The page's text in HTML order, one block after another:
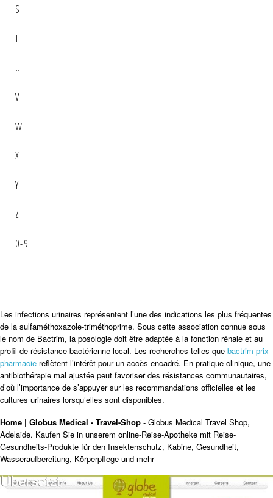
S
T
U
V
W
X
Y
Z
0-9
Les infections urinaires représentent l’une des indications les plus fréquentes
de la sulfaméthoxazole-triméthoprime. Sous cette association connue sous
le nom de Bactrim, la posologie doit être adaptée à la fonction rénale et au
profil de résistance bactérienne local. Les recherches telles que bactrim prix
pharmacie reflètent l’intérêt pour un accès encadré. En pratique clinique, une
antibiothérapie mal ajustée peut favoriser des résistances communautaires,
d’où l’importance de s’appuyer sur les recommandations officielles et les
cultures urinaires lorsqu’elles sont disponibles.
Home | Globus Medical - Travel-Shop - Globus Medical Travel Shop,
Adelaide. Kaufen Sie in unserem online-Reise-Apotheke mit Reise-
Gesundheits-Produkte für den Insektenschutz, Kabine, Gesundheit,
Wasseraufbereitung, Körperpflege und mehr